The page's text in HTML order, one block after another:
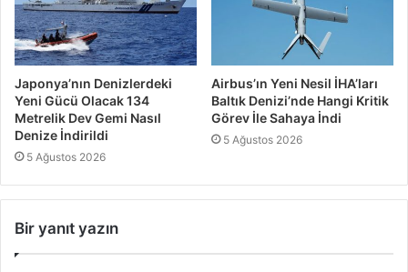
Japonya’nın Denizlerdeki
Yeni Gücü Olacak 134
Metrelik Dev Gemi Nasıl
Denize İndirildi
5 Ağustos 2026
Airbus’ın Yeni Nesil İHA’ları
Baltık Denizi’nde Hangi Kritik
Görev İle Sahaya İndi
5 Ağustos 2026
Bir yanıt yazın